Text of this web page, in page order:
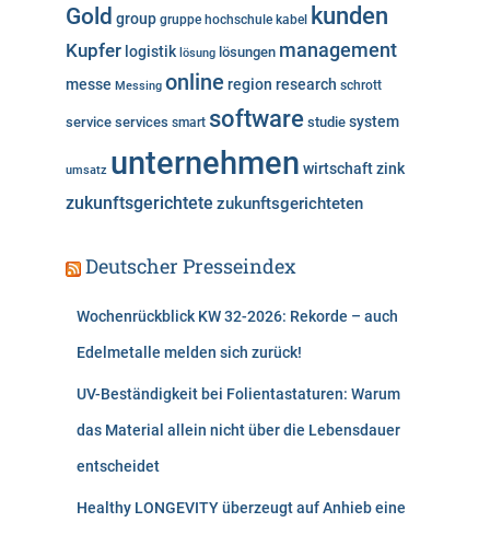
Gold group gruppe hochschule kabel kunden
Kupfer logistik lösung lösungen management
messe Messing online region research schrott
service services smart software studie system
umsatz unternehmen wirtschaftzink
zukunftsgerichtete zukunftsgerichteten
Deutscher Presseindex
Wochenrückblick KW 32-2026: Rekorde – auch
Edelmetalle melden sich zurück!
UV-Beständigkeit bei Folientastaturen: Warum
das Material allein nicht über die Lebensdauer
entscheidet
Healthy LONGEVITY überzeugt auf Anhieb eine